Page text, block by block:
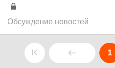
Обсуждение новостей
1